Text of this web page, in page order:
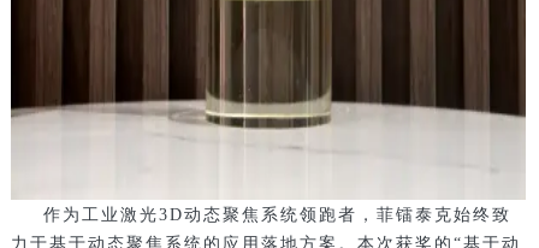
作为工业激光3D动态聚焦系统领跑者，菲镭泰克始终致
力于基于动态聚焦系统的应用落地方案。本次获奖的“基于动